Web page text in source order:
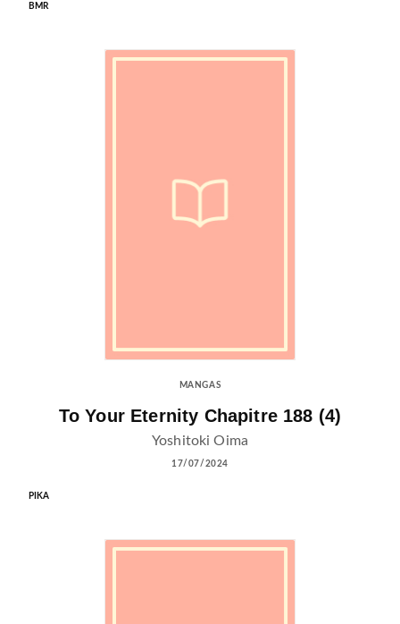
BMR
MANGAS
To Your Eternity Chapitre 188 (4)
Yoshitoki Oima
17/07/2024
PIKA